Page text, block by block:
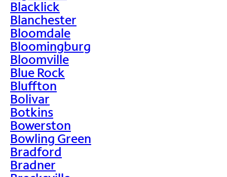
Blacklick
Blanchester
Bloomdale
Bloomingburg
Bloomville
Blue Rock
Bluffton
Bolivar
Botkins
Bowerston
Bowling Green
Bradford
Bradner